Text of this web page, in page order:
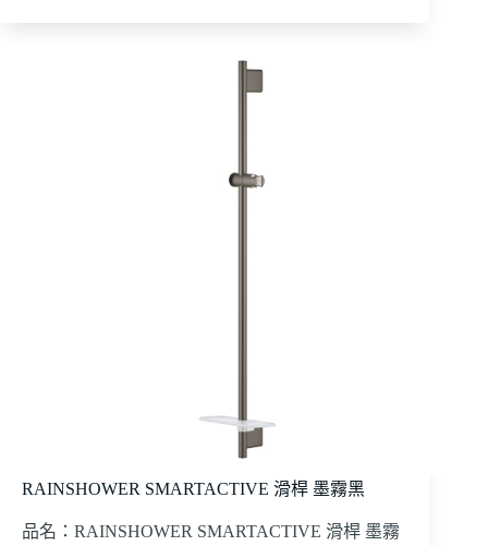
RAINSHOWER SMARTACTIVE 滑桿 墨霧黑
品名：RAINSHOWER SMARTACTIVE 滑桿 墨霧